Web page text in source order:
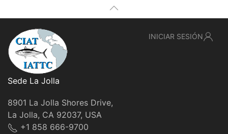
Sede La Jolla
8901 La Jolla Shores Drive,
La Jolla, CA 92037, USA
+1 858 666-9700
INICIAR SESIÓN